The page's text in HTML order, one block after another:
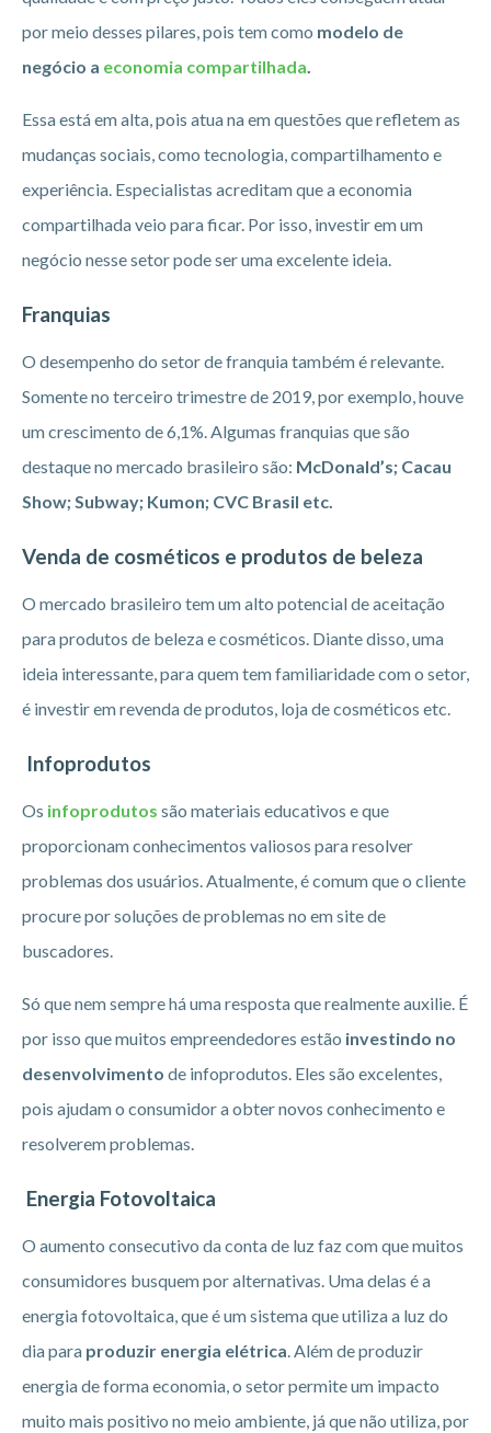
por meio desses pilares, pois tem como modelo de
negócio a economia compartilhada.
Essa está em alta, pois atua na em questões que refletem as
mudanças sociais, como tecnologia, compartilhamento e
experiência. Especialistas acreditam que a economia
compartilhada veio para ficar. Por isso, investir em um
negócio nesse setor pode ser uma excelente ideia.
Franquias
O desempenho do setor de franquia também é relevante.
Somente no terceiro trimestre de 2019, por exemplo, houve
um crescimento de 6,1%. Algumas franquias que são
destaque no mercado brasileiro são: McDonald’s; Cacau
Show; Subway; Kumon; CVC Brasil etc.
Venda de cosméticos e produtos de beleza
O mercado brasileiro tem um alto potencial de aceitação
para produtos de beleza e cosméticos. Diante disso, uma
ideia interessante, para quem tem familiaridade com o setor,
é investir em revenda de produtos, loja de cosméticos etc.
Infoprodutos
Os infoprodutos são materiais educativos e que
proporcionam conhecimentos valiosos para resolver
problemas dos usuários. Atualmente, é comum que o cliente
procure por soluções de problemas no em site de
buscadores.
Só que nem sempre há uma resposta que realmente auxilie. É
por isso que muitos empreendedores estão investindo no
desenvolvimento de infoprodutos. Eles são excelentes,
pois ajudam o consumidor a obter novos conhecimento e
resolverem problemas.
Energia Fotovoltaica
O aumento consecutivo da conta de luz faz com que muitos
consumidores busquem por alternativas. Uma delas é a
energia fotovoltaica, que é um sistema que utiliza a luz do
dia para produzir energia elétrica. Além de produzir
energia de forma economia, o setor permite um impacto
muito mais positivo no meio ambiente, já que não utiliza, por